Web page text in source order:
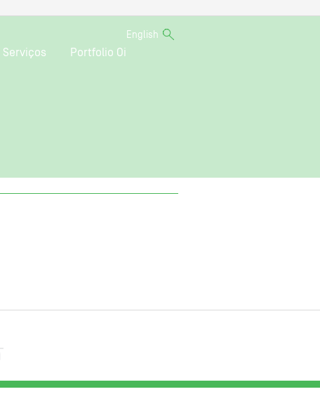
English
Serviços Portfolio Oi